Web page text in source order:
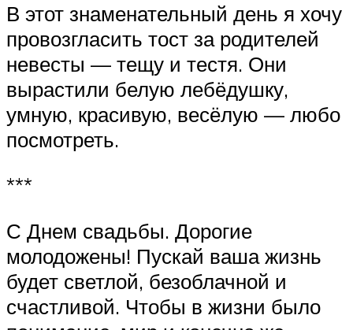
В этот знаменательный день я хочу
провозгласить тост за родителей
невесты — тещу и тестя. Они
вырастили белую лебёдушку,
умную, красивую, весёлую — любо
посмотреть.
***
С Днем свадьбы. Дорогие
молодожены! Пускай ваша жизнь
будет светлой, безоблачной и
счастливой. Чтобы в жизни было